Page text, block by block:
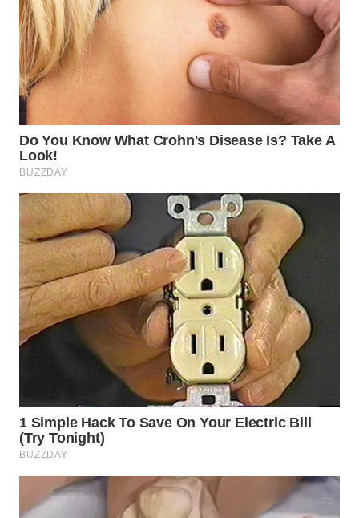
WN
PAKPAK
WN
KARAWANG
WN
BEKASI
BOGOR
WN
DEPOK
WN
TAPANULI
WN
PADANG
LAWAS